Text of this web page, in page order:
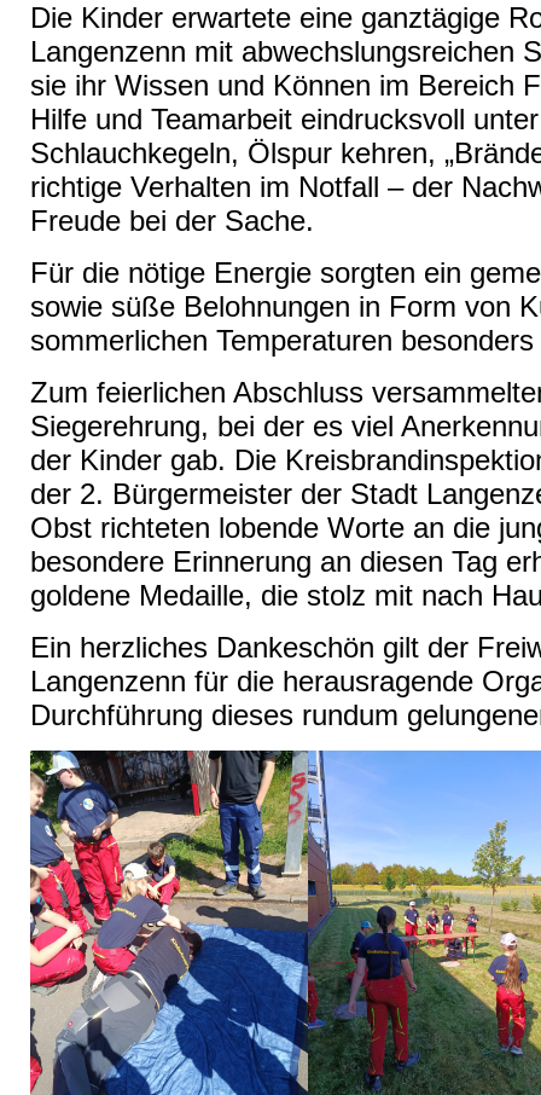
Die Kinder erwartete eine ganztägige
Langenzenn mit abwechslungsreichen
sie ihr Wissen und Können im Bereich
Hilfe und Teamarbeit eindrucksvoll
Schlauchkegeln, Ölspur kehren,
richtige Verhalten im Notfall – der
Freude bei der Sache.
Für die nötige Energie sorgten ein
sowie süße Belohnungen in Form von
sommerlichen Temperaturen
Zum feierlichen Abschluss
Siegerehrung, bei der es viel
der Kinder gab. Die
der 2. Bürgermeister der Stadt
Obst richteten lobende Worte an die
besondere Erinnerung an diesen Tag
goldene Medaille, die stolz mit nach
Ein herzliches Dankeschön gilt der
Langenzenn für die herausragende
Durchführung dieses rundum